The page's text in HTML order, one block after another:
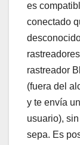
es
conectado
rastreador
(fuera del
y te envía
usuario),
sepa. Es